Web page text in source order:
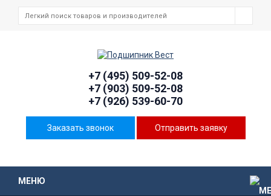
+7 (495) 509-52-08
+7 (903) 509-52-08
+7 (926) 539-60-70
Заказать звонок Отправить заявку
МЕНЮ